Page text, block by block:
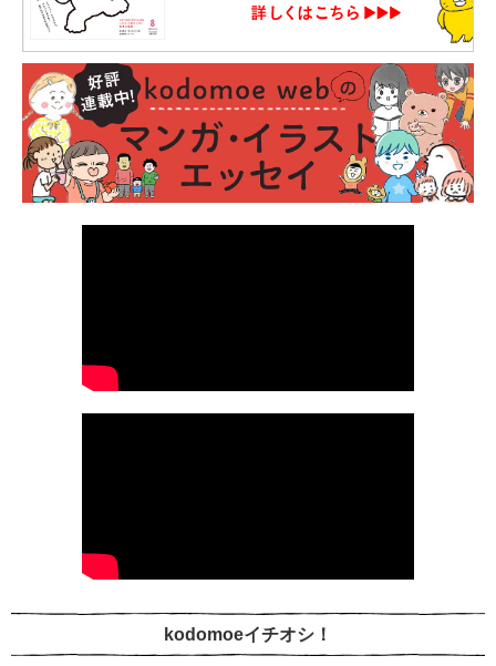
kodomoeイチオシ！